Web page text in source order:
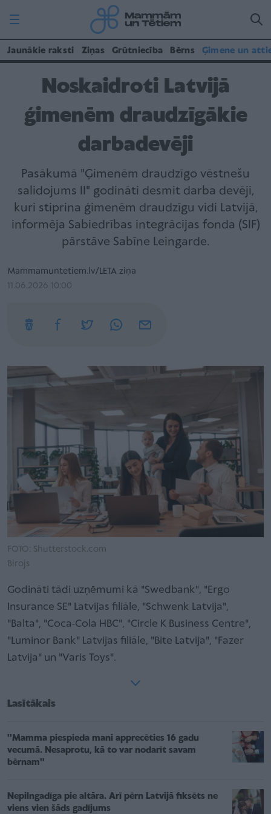
Jaunākie raksti Ziņas Grūtniecība Bērns Ģimene un
Noskaidroti Latvijā
ģimenēm draudzīgākie
darbadevēji
Pasākumā "Ģimenēm draudzīgo vēstnešu
salidojums II" godināti desmit darba devēji,
kuri stiprina ģimenēm draudzīgu vidi Latvijā,
informēja Sabiedrības integrācijas fonda (SIF)
pārstāve Sabīne Leingarde.
Mammamuntetiem.lv/LETA ziņa
11.06.2026 10:00
FOTO: Shutterstock.com
Birojs
Godināti tādi uzņēmumi kā "Swedbank", "Ergo
Insurance SE" Latvijas filiāle, "Schwenk Latvija",
"Balta", "Coca-Cola HBC", "Circle K Business Centre",
"Luminor Bank" Latvijas filiāle, "Bite Latvija", "Fazer
Latvija" un "Varis Toys".
Lasītākais
''Mamma piespieda mani apprecēties 16 gadu
vecumā. Nesaprotu, kā to var nodarīt savam
bērnam''
Nepilngadīga pie altāra. Arī pērn Latvijā fiksēts ne
viens vien šāds gadījums